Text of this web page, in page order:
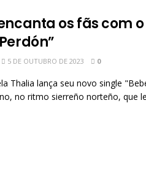
os fãs com
5 DE OUTUBRO DE 2023 0
Thalia lança seu novo single
no ritmo sierreño norteño, que